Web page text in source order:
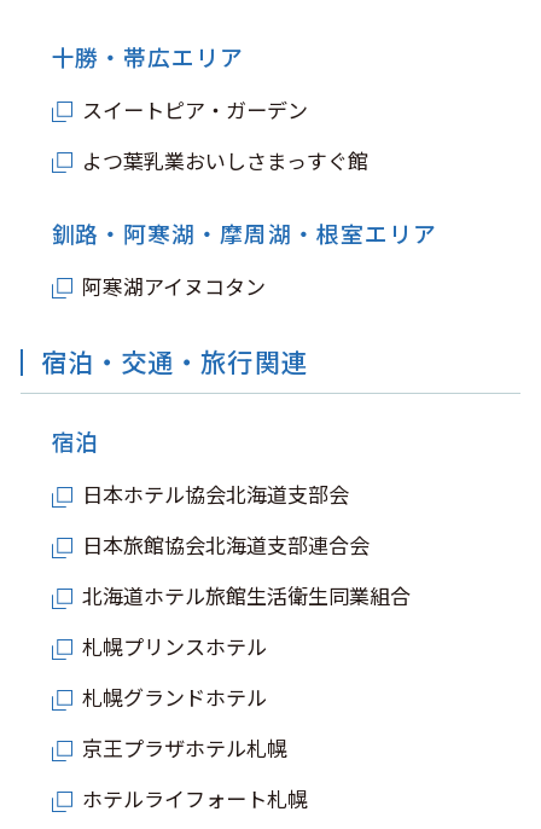
十勝・帯広エリア
スイートピア・ガーデン
よつ葉乳業おいしさまっすぐ館
釧路・阿寒湖・摩周湖・根室エリア
阿寒湖アイヌコタン
宿泊・交通・旅行関連
宿泊
日本ホテル協会北海道支部会
日本旅館協会北海道支部連合会
北海道ホテル旅館生活衛生同業組合
札幌プリンスホテル
札幌グランドホテル
京王プラザホテル札幌
ホテルライフォート札幌